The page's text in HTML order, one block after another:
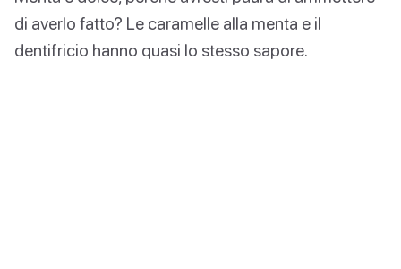
di averlo fatto? Le caramelle alla menta e il
dentifricio hanno quasi lo stesso sapore.